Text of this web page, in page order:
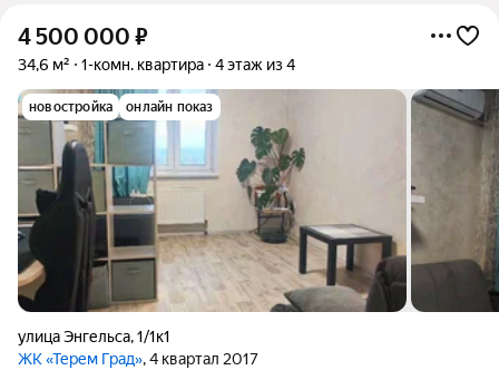
4 500 000 ₽
34,6 м² 1-комн. квартира 4 этаж из 4
новостройка онлайн показ
улица Энгельса,1/1к1
ЖК «Терем Град», 4 квартал 2017